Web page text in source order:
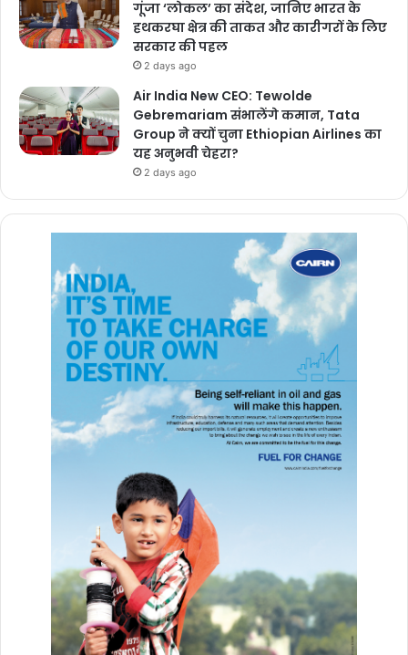
गूंजा ‘लोकल’ का संदेश, जानिए भारत के
हथकरघा क्षेत्र की ताकत और कारीगरों के लिए
सरकार की पहल
2 days ago
Air India New CEO: Tewolde
Gebremariam संभालेंगे कमान, Tata
Group ने क्यों चुना Ethiopian Airlines का
यह अनुभवी चेहरा?
2 days ago